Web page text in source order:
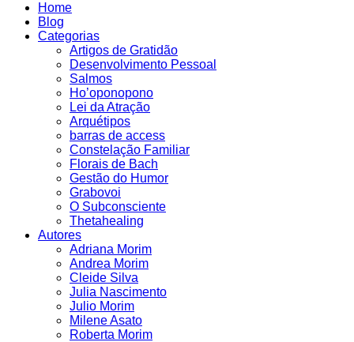
Home
Blog
Categorias
Artigos de Gratidão
Desenvolvimento Pessoal
Salmos
Ho’oponopono
Lei da Atração
Arquétipos
barras de access
Constelação Familiar
Florais de Bach
Gestão do Humor
Grabovoi
O Subconsciente
Thetahealing
Autores
Adriana Morim
Andrea Morim
Cleide Silva
Julia Nascimento
Julio Morim
Milene Asato
Roberta Morim